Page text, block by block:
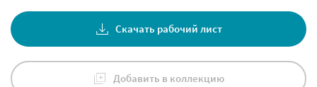
Скачать рабочий лист
Добавить в коллекцию